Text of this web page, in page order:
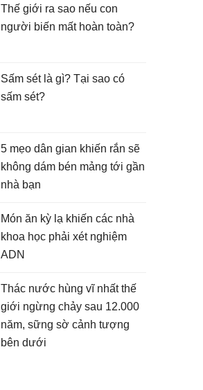
Thế giới ra sao nếu con
người biến mất hoàn toàn?
Sấm sét là gì? Tại sao có
sấm sét?
5 mẹo dân gian khiến rắn sẽ
không dám bén mảng tới gần
nhà bạn
Món ăn kỳ lạ khiến các nhà
khoa học phải xét nghiệm
ADN
Thác nước hùng vĩ nhất thế
giới ngừng chảy sau 12.000
năm, sững sờ cảnh tượng
bên dưới